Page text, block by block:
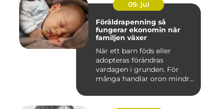
09. jul
Föräldrapenning så
fungerar ekonomin när
familjen växer
När ett barn föds eller
adopteras förändras
vardagen i grunden. För
många handlar oron mindre